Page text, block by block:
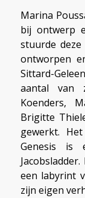
Marina
bij ontwerp
stuurde
ontworpen
Sittard-
aantal van
Koenders,
Brigitte
gewerkt.
Genesis
een labyrint
zijn eigen